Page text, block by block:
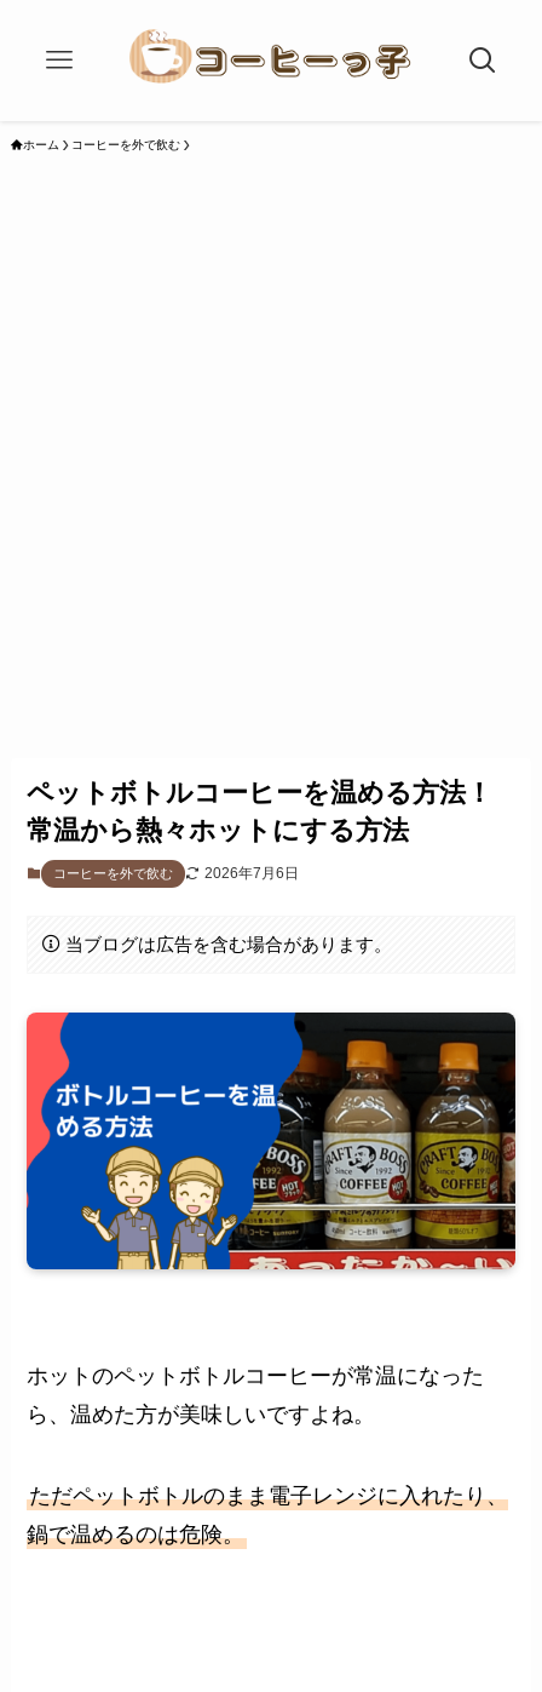
ホーム コーヒーを外で飲む
ペットボトルコーヒーを温める方法！
常温から熱々ホットにする方法
コーヒーを外で飲む 2026年7月6日
当ブログは広告を含む場合があります。
ホットのペットボトルコーヒーが常温になった
ら、温めた方が美味しいですよね。
ただペットボトルのまま電子レンジに入れたり、
鍋で温めるのは危険。